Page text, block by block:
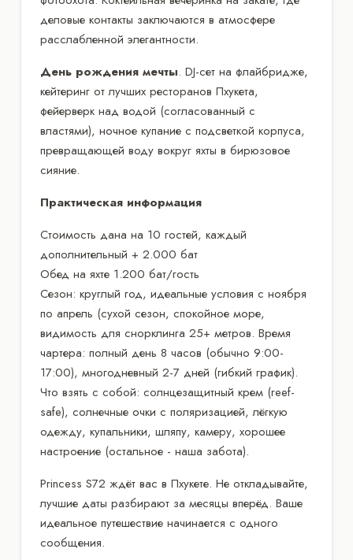
деловые контакты заключаются в атмосфере
расслабленной элегантности.
День рождения мечты. DJ-сет на флайбридже,
кейтеринг от лучших ресторанов Пхукета,
фейерверк над водой (согласованный с
властями), ночное купание с подсветкой корпуса,
превращающей воду вокруг яхты в бирюзовое
сияние.
Практическая информация
Стоимость дана на 10 гостей, каждый
дополнительный + 2.000 бат
Обед на яхте 1.200 бат/гость
Сезон: круглый год, идеальные условия с ноября
по апрель (сухой сезон, спокойное море,
видимость для снорклинга 25+ метров. Время
чартера: полный день 8 часов (обычно 9:00-
17:00), многодневный 2-7 дней (гибкий график).
Что взять с собой: солнцезащитный крем (reef-
safe), солнечные очки с поляризацией, лёгкую
одежду, купальники, шляпу, камеру, хорошее
настроение (остальное - наша забота).
Princess S72 ждёт вас в Пхукете. Не откладывайте,
лучшие даты разбирают за месяцы вперёд. Ваше
идеальное путешествие начинается с одного
сообщения.